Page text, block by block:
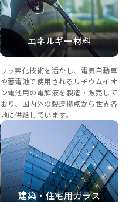
エネルギー材料
フッ素化技術を活かし、電気自動車
や蓄電池で使用されるリチウムイオ
ン電池用の電解液を製造・販売して
おり、国内外の製造拠点から世界各
地に供給しています。
建築・住宅用ガラス